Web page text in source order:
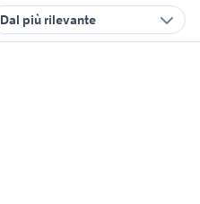
Dal più rilevante